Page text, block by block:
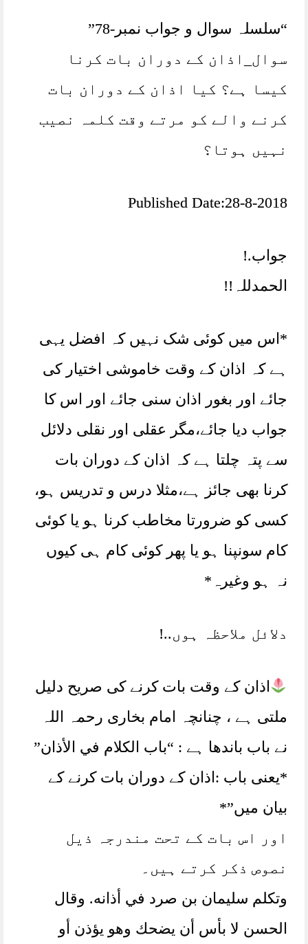
“سلسلہ سوال و جواب نمبر-78”
سوال_اذان کے دوران بات کرنا
کیسا ہے؟ کیا اذان کے دوران بات
کرنے والے کو مرتے وقت کلمہ نصیب
نہیں ہوتا؟
Published Date:28-8-2018
جواب.!
الحمدللہ!!
*اس میں کوئی شک نہیں کہ افضل یہی
ہے کہ اذان کے وقت خاموشی اختیار کی
جائے اور بغور اذان سنی جائے اور اس کا
جواب دیا جائے،مگر عقلی اور نقلی دلائل
سے پتہ چلتا ہے کہ اذان کے دوران بات
کرنا بھی جائز ہے،مثلا درس و تدریس ہو،
کسی کو ضرورتا مخاطب کرنا ہو یا کوئی
کام سونپنا ہو یا پھر کوئی کام ہی کیوں
نہ ہو وغیرہ*
دلائل ملاحظہ ہوں..!
اذان کے وقت بات کرنے کی صریح دلیل
ملتی ہے ، چنانچہ امام بخاری رحمہ اللہ
نے باب باندھا ہے : “باب الكلام في الأذان”
*یعنی باب :اذان کے دوران بات کرنے کے
بیان میں”*
اور اس بات کے تحت مندرجہ ذیل
نصوص ذکر کرتے ہیں۔
وتكلم سليمان بن صرد في أذانه. وقال
الحسن لا بأس أن يضحك وهو يؤذن أو